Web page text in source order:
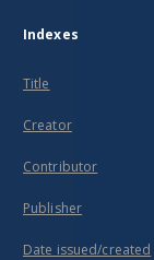
Indexes
Title
Creator
Contributor
Publisher
Date issued/created